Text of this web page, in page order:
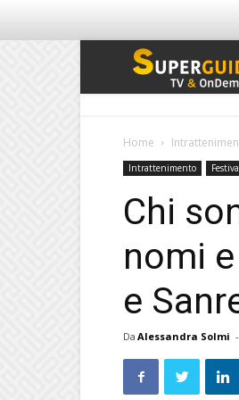
Home
Intrattenimento
Chi
nomi
e
Da Alessandra Solmi -